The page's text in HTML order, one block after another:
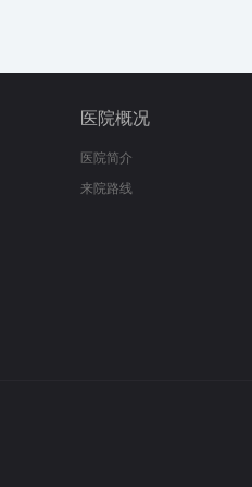
医院概况
医院简介
来院路线